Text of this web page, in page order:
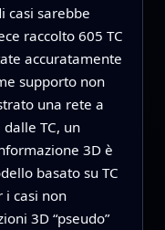
casi sarebbe
raccolto 605 TC
accuratamente
supporto non
una rete a
TC, un
3D è
basato su TC
i casi non
3D “pseudo”